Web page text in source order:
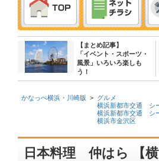
【まとめ記事】
「イベント・スポーツ・
風景」いろいろ楽しも
う！
かなっぺ横浜・川崎版 > グルメ
横浜新都市交通 シ
横浜新都市交通 シ
横浜市金沢区
日本料理 仲はら 【横